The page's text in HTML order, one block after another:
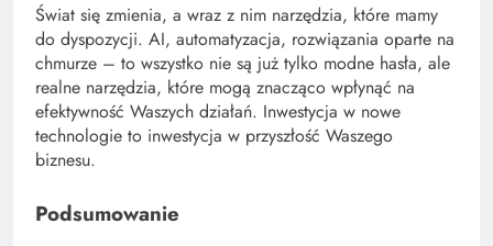
Świat się zmienia, a wraz z nim narzędzia, które mamy
do dyspozycji. AI, automatyzacja, rozwiązania oparte na
chmurze – to wszystko nie są już tylko modne hasła, ale
realne narzędzia, które mogą znacząco wpłynąć na
efektywność Waszych działań. Inwestycja w nowe
technologie to inwestycja w przyszłość Waszego
biznesu.
Podsumowanie